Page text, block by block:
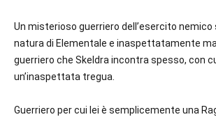
Un misterioso guerriero dell’esercito nemico
natura di Elementale e inaspettatamente
guerriero che Skeldra incontra spesso, con
un’inaspettata tregua.
Guerriero per cui lei è semplicemente una